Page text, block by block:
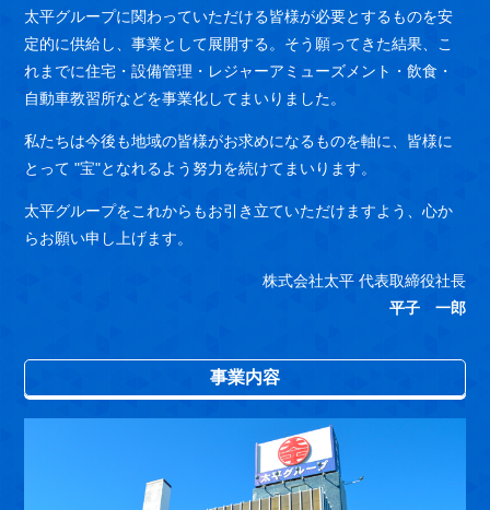
太平グループに関わっていただける皆様が必要とするものを安
定的に供給し、事業として展開する。そう願ってきた結果、こ
れまでに住宅・設備管理・レジャーアミューズメント・飲食・
自動車教習所などを事業化してまいりました。
私たちは今後も地域の皆様がお求めになるものを軸に、皆様に
とって "宝"となれるよう努力を続けてまいります。
太平グループをこれからもお引き立ていただけますよう、心か
らお願い申し上げます。
株式会社太平 代表取締役社長
平子 一郎
事業内容